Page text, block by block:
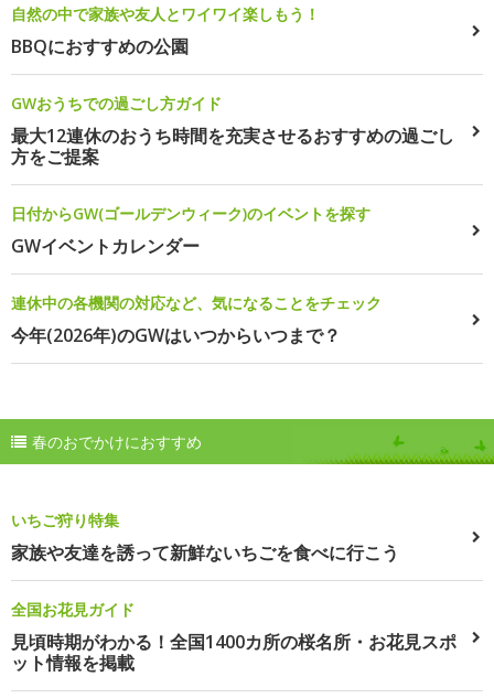
自然の中で家族や友人とワイワイ楽しもう！
BBQにおすすめの公園
GWおうちでの過ごし方ガイド
最大12連休のおうち時間を充実させるおすすめの過ごし
方をご提案
日付からGW(ゴールデンウィーク)のイベントを探す
GWイベントカレンダー
連休中の各機関の対応など、気になることをチェック
今年(2026年)のGWはいつからいつまで？
春のおでかけにおすすめ
いちご狩り特集
家族や友達を誘って新鮮ないちごを食べに行こう
全国お花見ガイド
見頃時期がわかる！全国1400カ所の桜名所・お花見スポ
ット情報を掲載